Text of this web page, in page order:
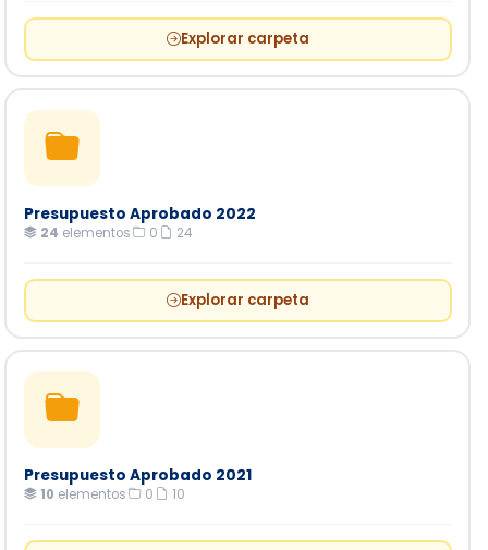
Explorar carpeta
Presupuesto Aprobado 2022
24 elementos 0 24
Explorar carpeta
Presupuesto Aprobado 2021
10 elementos 0 10